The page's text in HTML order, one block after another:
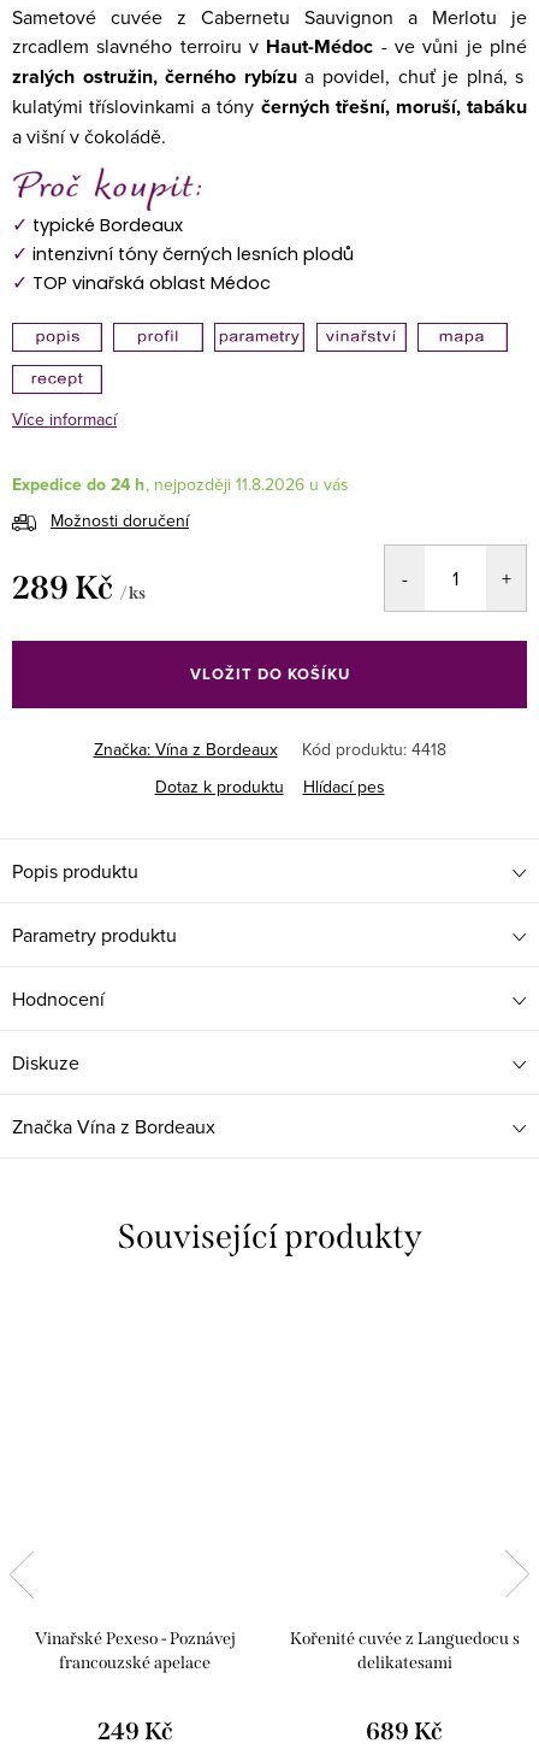
Sametové cuvée z Cabernetu Sauvignon a Merlotu je
zrcadlem slavného terroiru v Haut-Médoc - ve vůni je plné
zralých ostružin, černého rybízua povidel, chuť je plná, s
kulatými tříslovinkami a tóny černých třešní, moruší, tabáku
a višní v čokoládě.
✓ typické Bordeaux
✓ intenzivní tóny černých lesních plodů
✓ TOP vinařská oblast Médoc
Více informací
Expedice do 24 h
11.8.2026
Možnosti doručení
289 Kč / ks
cena:
VLOŽIT DO KOŠÍKU
Značka: Vína z Bordeaux Kód produktu: 4418
Dotaz k produktu
Hlídací pes
Popis produktu
Parametry produktu
Hodnocení
Diskuze
ZnačkaVína z Bordeaux
Související produkty
Vinařské Pexeso - Poznávej
francouzské apelace
249 Kč
Kořenité cuvée z Languedocu s
delikatesami
689 Kč